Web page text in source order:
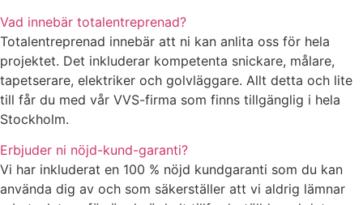
Vad innebär totalentreprenad?
Totalentreprenad innebär att ni kan anlita oss för hela
projektet. Det inkluderar kompetenta snickare, målare,
tapetserare, elektriker och golvläggare. Allt detta och lite
till får du med vår VVS-firma som finns tillgänglig i hela
Stockholm.
Erbjuder ni nöjd-kund-garanti?
Vi har inkluderat en 100 % nöjd kundgaranti som du kan
använda dig av och som säkerställer att vi aldrig lämnar